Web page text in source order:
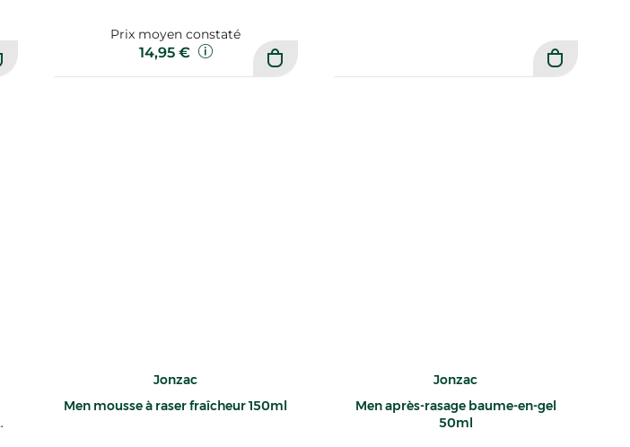
Prix moyen constaté
14,95 €
Jonzac
Men mousse à raser fraîcheur 150ml
Jonzac
Men après-rasage baume-en-gel
50ml